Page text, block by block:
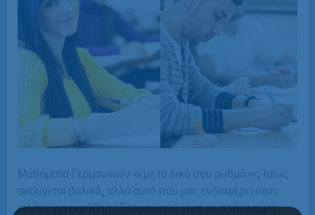
Μαθήματα Γερμανικών «με το δικό σου ρυθμό»; Ίσως
ακούγεται βολικό, αλλά αυτό που μας ενδιαφέρει όταν
μιλάμε για εκμάθηση Γερμανικών είναι το πρόγραμμα